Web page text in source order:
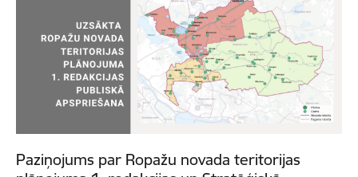
Paziņojums par Ropažu novada teritorijas